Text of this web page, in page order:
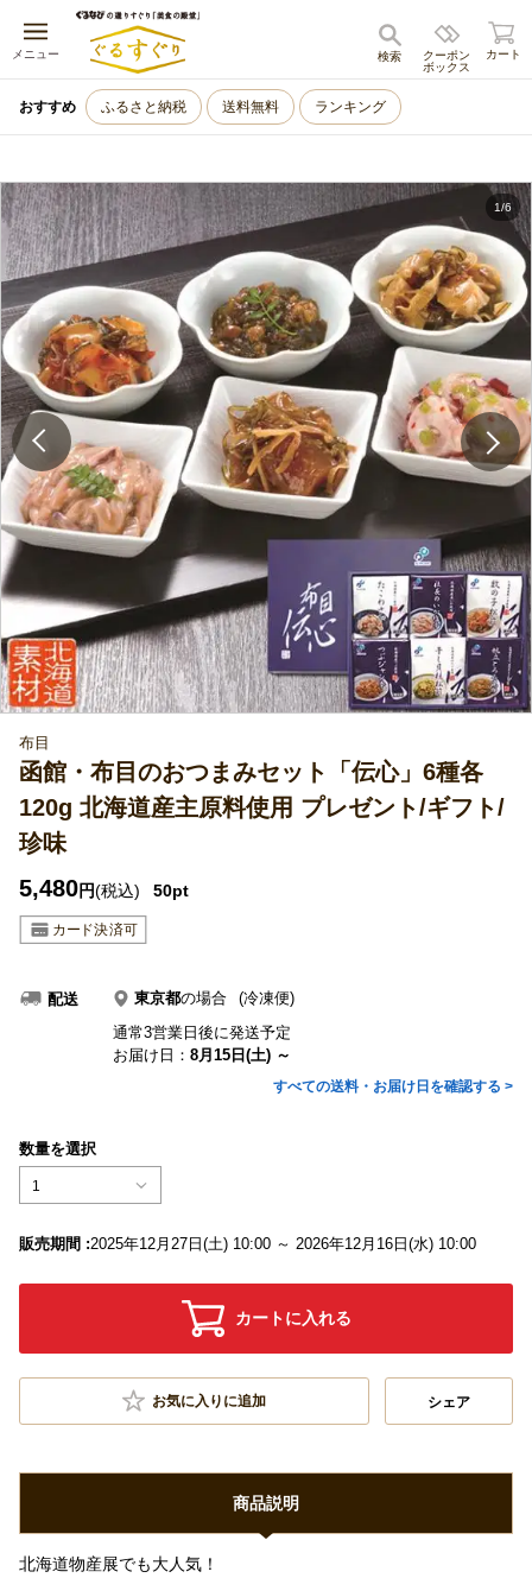
メニュー
キャンセル
クーポン
ボックス
検索 カート
おすすめ ふるさと納税 送料無料 ランキング
1/6
布目
函館・布目のおつまみセット「伝心」6種各
120g 北海道産主原料使用 プレゼント/ギフト/
珍味
5,480円(税込) 50pt
配送 東京都の場合
(冷凍便)
通常3営業日後に発送予定
お届け日： 8月15日(土) ～
すべての送料・お届け日を確認する >
数量を選択
1
販売期間 :2025年12月27日(土) 10:00 ～ 2026年12月16日(水) 10:00
カートに入れる
お気に入りに追加 シェア
商品説明
北海道物産展でも大人気！